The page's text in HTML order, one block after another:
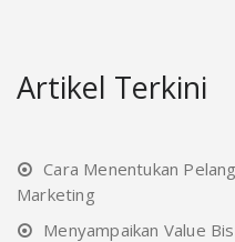
Artikel Terkini
Cara Menentukan
Marketing
Menyampaikan Value